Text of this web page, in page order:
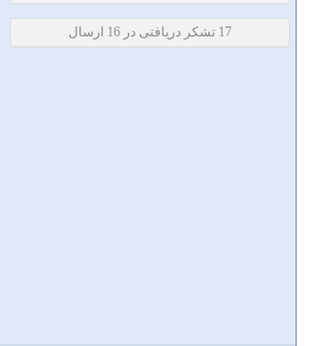
17 تشکر دریافتی در 16 ارسال